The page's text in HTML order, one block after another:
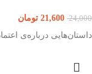
24,000
21,600 تومان
داستان‌هایی درباره‌ی